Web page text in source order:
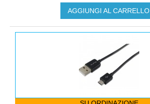
AGGIUNGI AL CARRELLO